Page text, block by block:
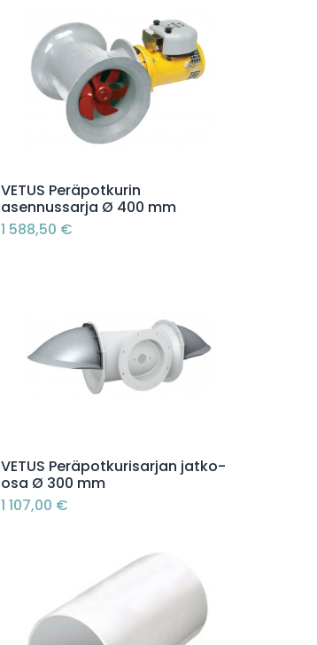
Lisää ostoskoriin
VETUS Peräpotkurin
asennussarja Ø 400 mm
1 588,50 €
Lisää ostoskoriin
VETUS Peräpotkurisarjan jatko-
osa Ø 300 mm
1 107,00 €